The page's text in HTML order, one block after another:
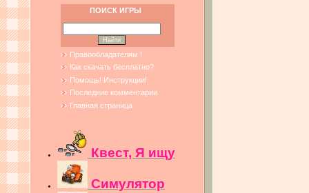
ПОИСК ИГРЫ
Правообладателям !
Как скачать бесплатно?
Помощь! Инструкции!
Последние комментарии
Главная страница
Квест, Я ищу
Симулятор